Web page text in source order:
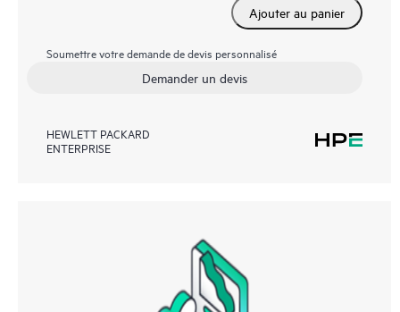
Ajouter au panier
Soumettre votre demande de devis personnalisé
Demander un devis
HEWLETT PACKARD
ENTERPRISE